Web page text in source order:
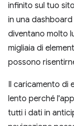
infinito sul tuo
in una
diventano molto
migliaia di
possono
Il caricamento di
lento perché
tutti i dati in